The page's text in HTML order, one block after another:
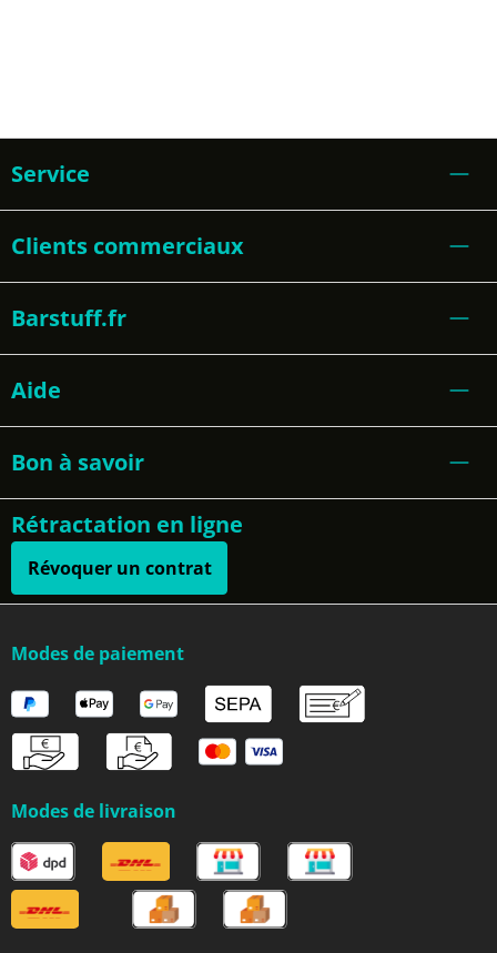
Service
Clients commerciaux
Barstuff.fr
Aide
Bon à savoir
Rétractation en ligne
Révoquer un contrat
Modes de paiement
Modes de livraison